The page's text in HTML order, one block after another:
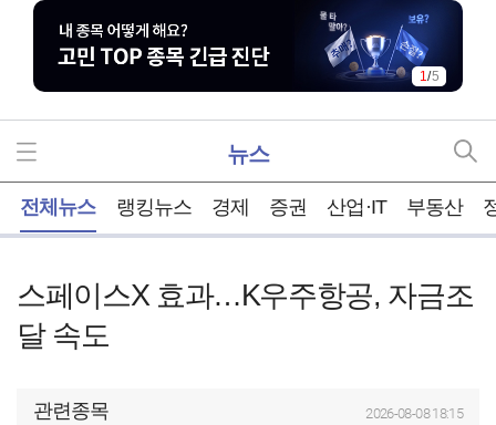
1/5
뉴스
전체뉴스 랭킹뉴스 경제 증권 산업·IT 부동산
스페이스X 효과…K우주항공, 자금조
달 속도
관련종목 2026-08-08 18:15